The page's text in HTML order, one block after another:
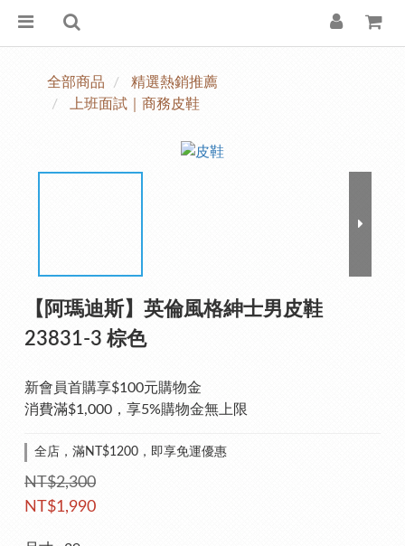
全部商品
精選熱銷推薦
上班面試｜商務皮鞋
【阿瑪迪斯】英倫風格紳士男皮鞋
23831-3 棕色
新會員首購享$100元購物金
消費滿$1,000，享5%購物金無上限
全店，滿NT$1200，即享免運優惠
NT$2,300
NT$1,990